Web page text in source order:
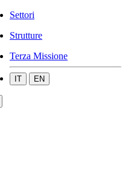
Settori
Strutture
Terza Missione
IT EN